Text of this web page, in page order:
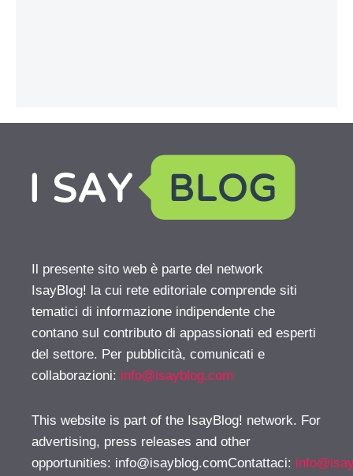
Il presente sito web è parte del network
IsayBlog! la cui rete editoriale comprende siti
tematici di informazione indipendente che
contano sul contributo di appassionati ed esperti
del settore. Per pubblicità, comunicati e
collaborazioni: info@isayblog.com
This website is part of the IsayBlog! network. For
advertising, press releases and other
opportunities: info@isayblog.comContattaci: